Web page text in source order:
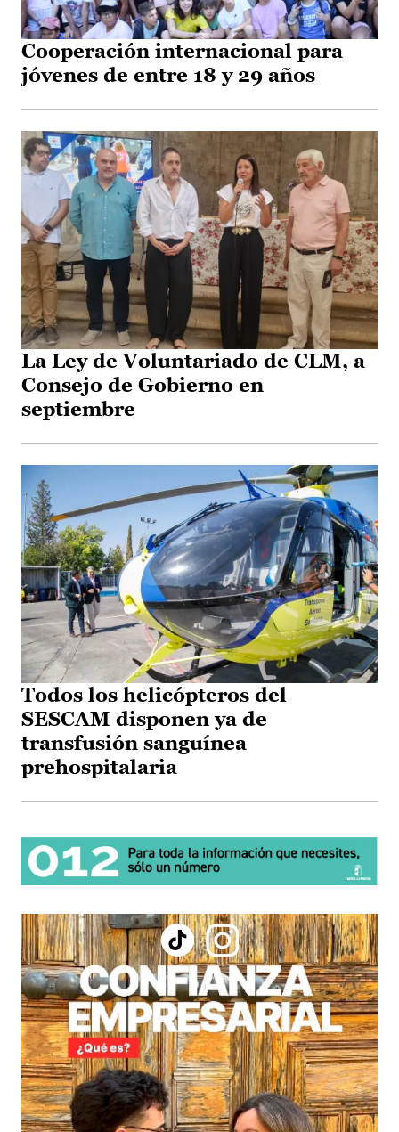
Cooperación internacional para
jóvenes de entre 18 y 29 años
La Ley de Voluntariado de CLM, a
Consejo de Gobierno en
septiembre
Todos los helicópteros del
SESCAM disponen ya de
transfusión sanguínea
prehospitalaria